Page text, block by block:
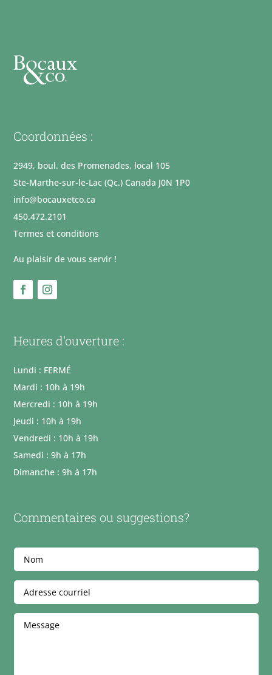
Coordonnées :
2949, boul. des Promenades, local 105
Ste-Marthe-sur-le-Lac (Qc.) Canada J0N 1P0
info@bocauxetco.ca
450.472.2101
Termes et conditions
Au plaisir de vous servir !
Heures d'ouverture :
Lundi : FERMÉ
Mardi : 10h à 19h
Mercredi : 10h à 19h
Jeudi : 10h à 19h
Vendredi : 10h à 19h
Samedi : 9h à 17h
Dimanche : 9h à 17h
Commentaires ou suggestions?